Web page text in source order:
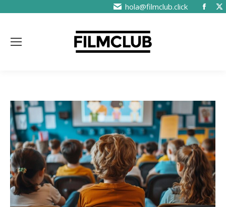
hola@filmclub.click